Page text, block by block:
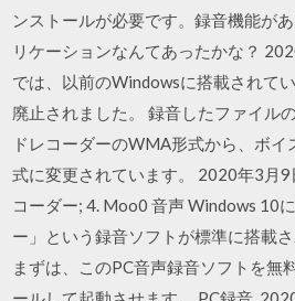
ンストールが必要です。録音機能が
リケーションなんてあったかな？
では、以前のWindowsに搭載されて
廃止されました。 録音したファイル
ドレコーダーのWMA形式から、ボ
式に変更されています。 2020年3月9
コーダー; 4. Moo0 音声 Windows 10
ー」という録音ソフトが標準に搭載
まずは、このPC音声録音ソフトを無